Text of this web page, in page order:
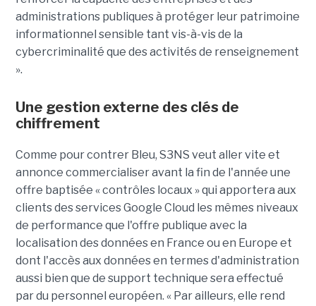
administrations publiques à protéger leur patrimoine
informationnel sensible tant vis-à-vis de la
cybercriminalité que des activités de renseignement
».
Une gestion externe des clés de
chiffrement
Comme pour contrer Bleu, S3NS veut aller vite et
annonce commercialiser avant la fin de l'année une
offre baptisée « contrôles locaux » qui apportera aux
clients des services Google Cloud les mêmes niveaux
de performance que l'offre publique avec la
localisation des données en France ou en Europe et
dont l'accès aux données en termes d'administration
aussi bien que de support technique sera effectué
par du personnel européen. « Par ailleurs, elle rend